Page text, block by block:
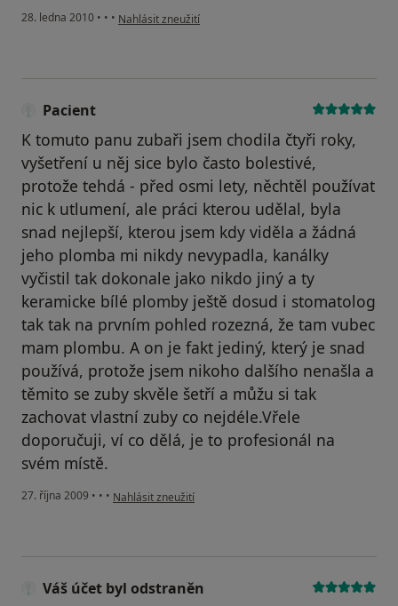
28. ledna 2010 • • • podle názoru uživatele Pacient
Nahlásit zneužití
Pacient
K tomuto panu zubaři jsem chodila čtyři roky,
vyšetření u něj sice bylo často bolestivé,
protože tehdá - před osmi lety, něchtěl používat
nic k utlumení, ale práci kterou udělal, byla
snad nejlepší, kterou jsem kdy viděla a žádná
jeho plomba mi nikdy nevypadla, kanálky
vyčistil tak dokonale jako nikdo jiný a ty
keramicke bílé plomby ještě dosud i stomatolog
tak tak na prvním pohled rozezná, že tam vubec
mam plombu. A on je fakt jediný, který je snad
používá, protože jsem nikoho dalšího nenašla a
těmito se zuby skvěle šetří a můžu si tak
zachovat vlastní zuby co nejdéle.Vřele
doporučuji, ví co dělá, je to profesionál na
svém místě.
27. října 2009 • • • podle názoru uživatele Pacient
Nahlásit zneužití
Váš účet byl odstraněn